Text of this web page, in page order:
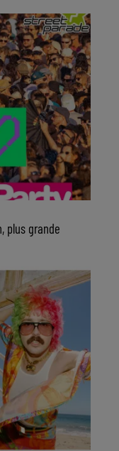
plus grande